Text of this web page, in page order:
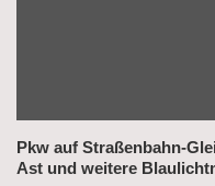
Pkw auf Straßenbahn-
Ast und weitere